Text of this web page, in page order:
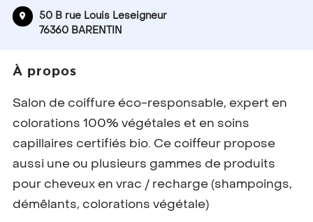
50 B rue Louis Leseigneur
76360 BARENTIN
À propos
Salon de coiffure éco-responsable, expert en
colorations 100% végétales et en soins
capillaires certifiés bio. Ce coiffeur propose
aussi une ou plusieurs gammes de produits
pour cheveux en vrac / recharge (shampoings,
démêlants, colorations végétale)